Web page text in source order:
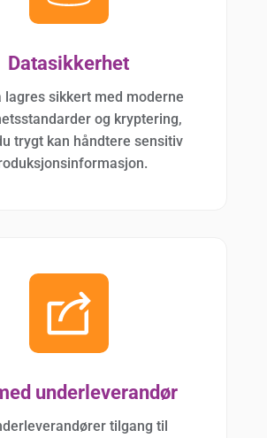
Datasikkerhet
lagres sikkert med moderne
og kryptering,
trygt kan håndtere sensitiv
underleverandør
tilgang til